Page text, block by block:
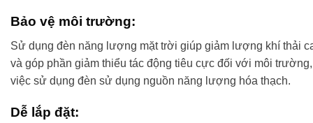
Bảo vệ môi trường:
Sử dụng đèn năng lượng mặt trời giúp giảm lượng khí thải
và góp phần giảm thiểu tác động tiêu cực đối với môi
việc sử dụng đèn sử dụng nguồn năng lượng hóa thạch.
Dễ lắp đặt: